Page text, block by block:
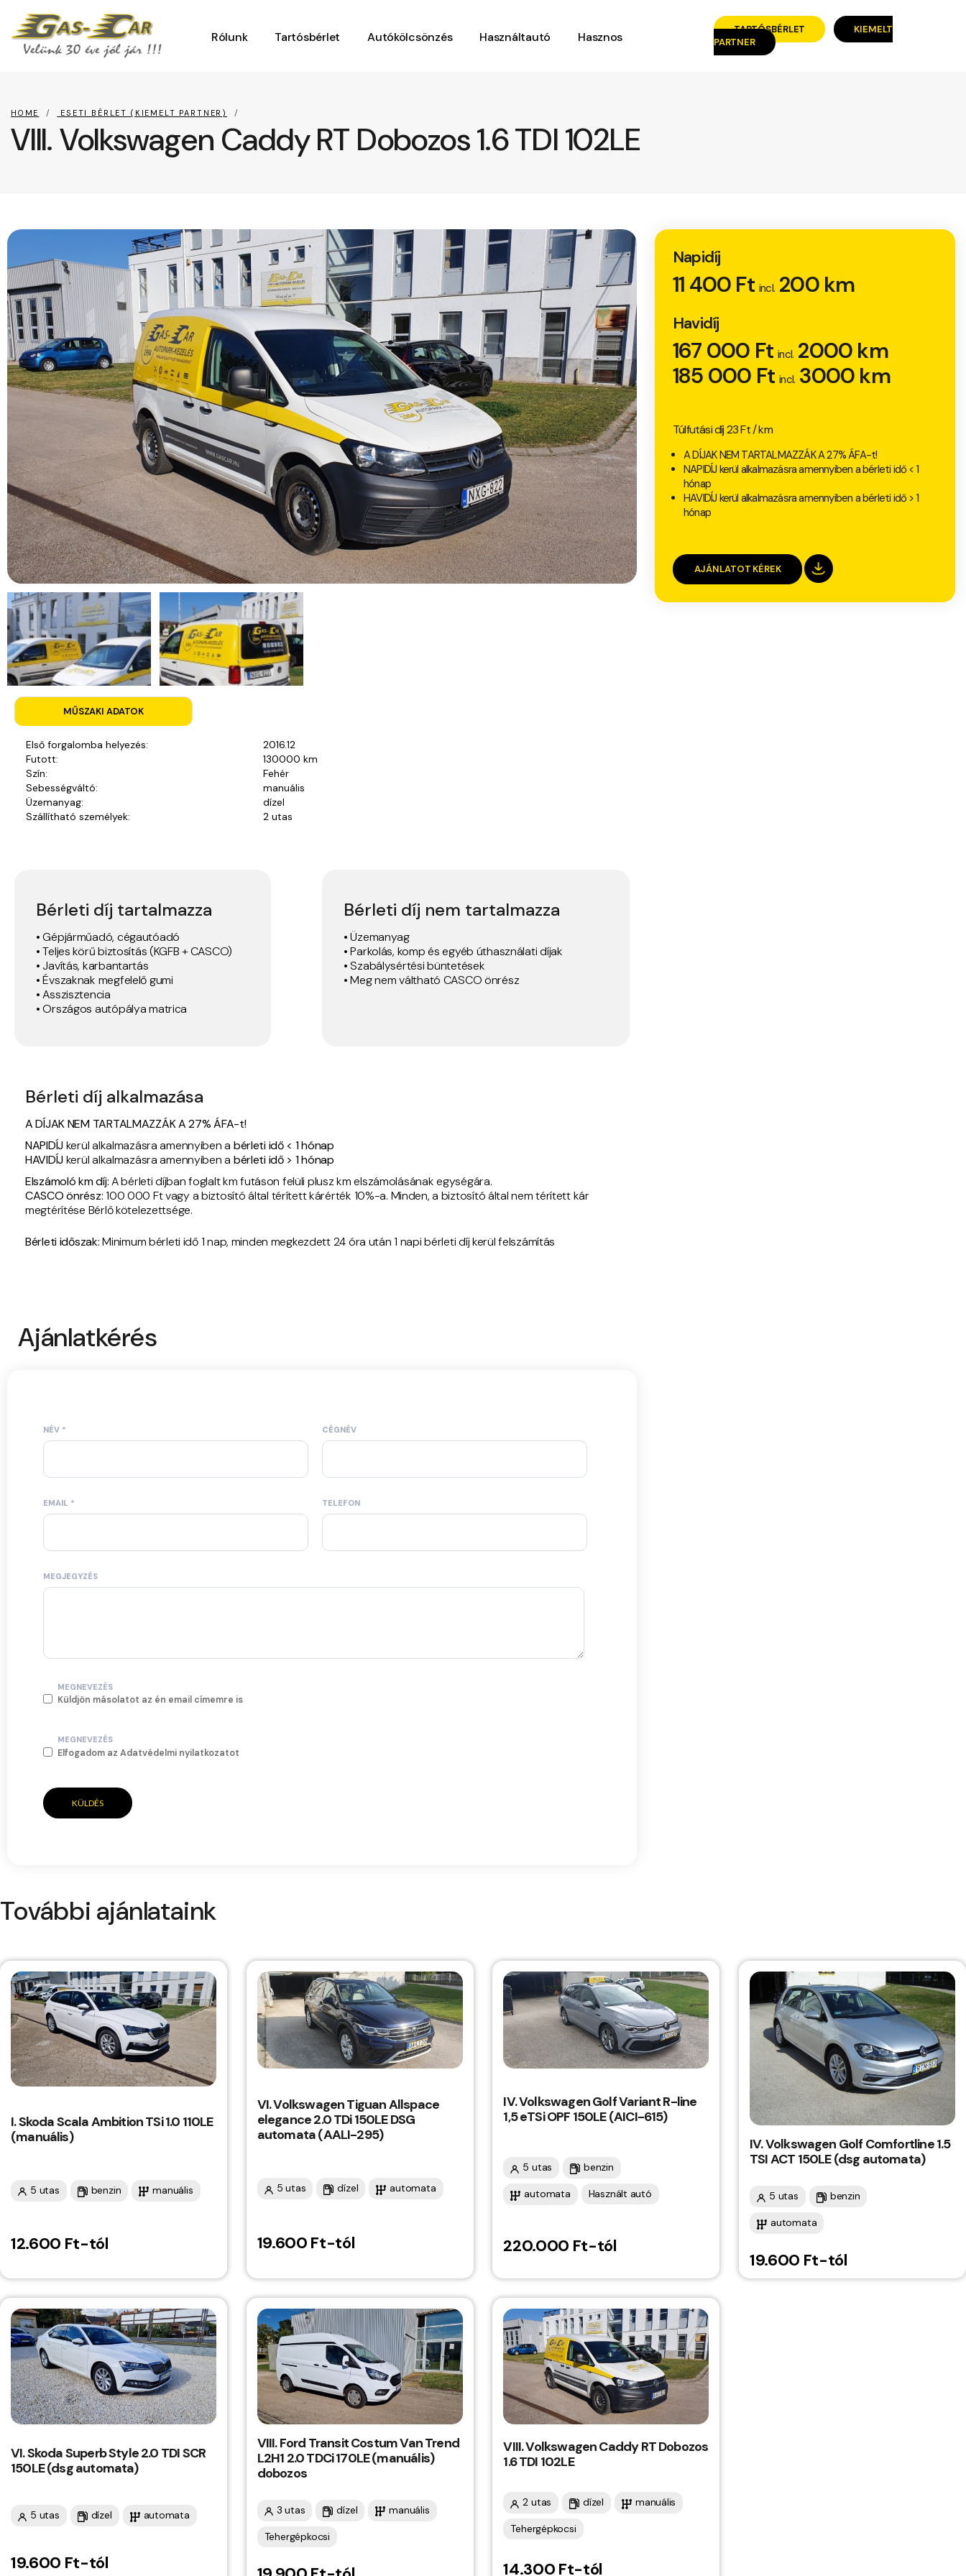
Rólunk Tartósbérlet Autókölcsönzés Használtautó Hasznos
Kapcsolat
TARTÓSBÉRLET
KIEMELT
PARTNER
HOME ESETI BÉRLET (KIEMELT PARTNER)
VIII. Volkswagen Caddy RT Dobozos 1.6 TDI 102LE
MŰSZAKI ADATOK
Első forgalomba helyezés:
2016.12
Futott:
130000 km
Szín:
Fehér
Sebességváltó:
manuális
Üzemanyag:
dízel
Szállítható személyek:
2 utas
Bérleti díj tartalmazza
• Gépjárműadó, cégautóadó
• Teljes körű biztosítás (KGFB + CASCO)
• Javítás, karbantartás
• Évszaknak megfelelő gumi
• Asszisztencia
• Országos autópálya matrica
Bérleti díj nem tartalmazza
• Üzemanyag
• Parkolás, komp és egyéb úthasználati díjak
• Szabálysértési büntetések
• Meg nem váltható CASCO önrész
Bérleti díj alkalmazása
A DÍJAK NEM TARTALMAZZÁK A 27% ÁFA-t!
NAPIDÍJkerül alkalmazásra amennyiben a bérleti idő < 1 hónap
HAVIDÍJkerül alkalmazásra amennyiben a bérleti idő > 1 hónap
Elszámoló km díj:A bérleti díjban foglalt km futáson felüli plusz km elszámolásának egységára.
​CASCO önrész: 100 000 Ft vagy a biztosító által térített kárérték 10%-a. Minden, a biztosító által nem térített kár
megtérítése Bérlő kötelezettsége.
Bérleti időszak:Minimum bérleti idő 1 nap, minden megkezdett 24 óra után 1 napi bérleti díj kerül felszámítás
Ajánlatkérés
NÉV * CÉGNÉV
EMAIL * TELEFON
MEGJEGYZÉS
MEGNEVEZÉS
Küldjön másolatot az én email címemre is
MEGNEVEZÉS
Elfogadom az Adatvédelmi nyilatkozatot
KÜLDÉS
Napidíj
11 400 Ft incl. 200 km
Havidíj
167 000 Ftincl. 2000 km
185 000 Ftincl. 3000 km
Túlfutási díj 23 Ft / km
A DÍJAK NEM TARTALMAZZÁK A 27% ÁFA-t!
NAPIDÍJ kerül alkalmazásra amennyiben a bérleti idő < 1
hónap
HAVIDÍJ kerül alkalmazásra amennyiben a bérleti idő > 1
hónap
AJÁNLATOT KÉREK
További ajánlataink
I. Skoda Scala Ambition TSi 1.0 110LE
(manuális)
5 utas benzin manuális
12.600 Ft-tól
VI. Volkswagen Tiguan Allspace
elegance 2.0 TDi 150LE DSG
automata (AALI-295)
5 utas dízel automata
19.600 Ft-tól
IV. Volkswagen Golf Variant R-line
1,5 eTSi OPF 150LE (AICI-615)
5 utas benzin
automata Használt autó
220.000 Ft-tól
IV. Volkswagen Golf Comfortline 1.5
TSI ACT 150LE (dsg automata)
5 utas benzin
automata
19.600 Ft-tól
VI. Skoda Superb Style 2.0 TDI SCR
150LE (dsg automata)
5 utas dízel automata
19.600 Ft-tól
VIII. Ford Transit Costum Van Trend
L2H1 2.0 TDCi 170LE (manuális)
dobozos
3 utas dízel manuális
Tehergépkocsi
VIII. Volkswagen Caddy RT Dobozos
1.6 TDI 102LE
2 utas dízel manuális
Tehergépkocsi
14.300 Ft-tól